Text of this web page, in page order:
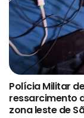
Polícia Militar
ressarcimento
zona leste de